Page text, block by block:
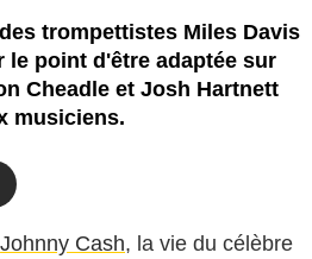
trompettistes Miles Davis
le point d'être adaptée sur
Cheadle et Josh Hartnett
musiciens.
Johnny Cash, la vie du célèbre